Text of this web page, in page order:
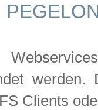
Clients